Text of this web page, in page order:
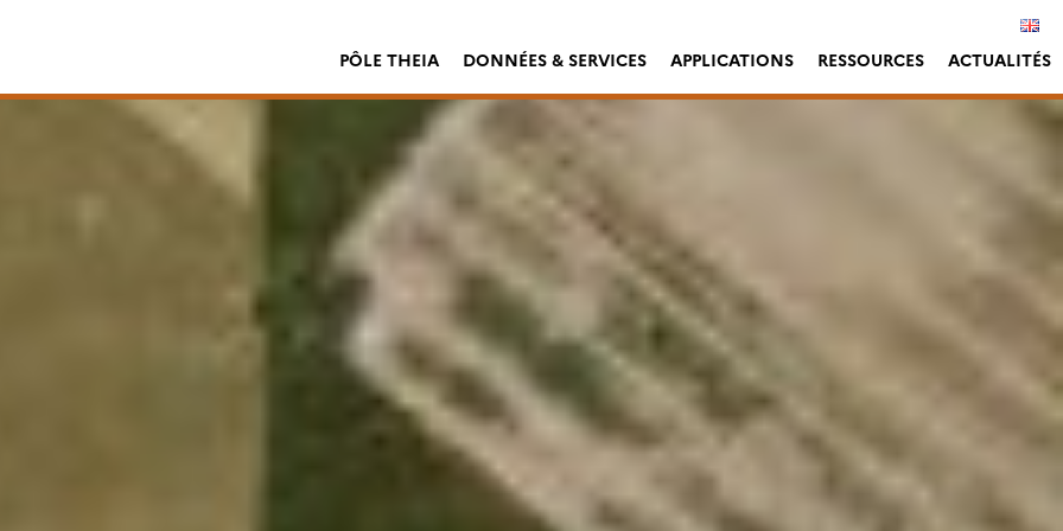
PÔLE THEIA DONNÉES & SERVICES APPLICATIONS RESSOURCES ACTUALITÉS